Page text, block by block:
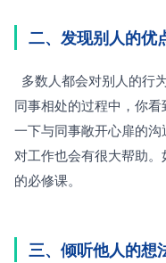
二、发现别人的优
同事相处的过程中，你
一下与同事敞开心扉的沟
对工作也会有很大帮助
的必修课。
三、倾听他人的想